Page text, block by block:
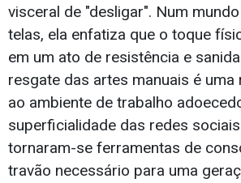
visceral de "desligar". Num
telas, ela enfatiza que o toque
em um ato de resistência e
resgate das artes manuais é
ao ambiente de trabalho
superficialidade das redes
tornaram-se ferramentas de
travão necessário para uma